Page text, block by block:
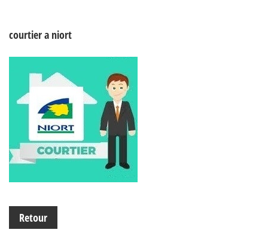
courtier a niort
Retour